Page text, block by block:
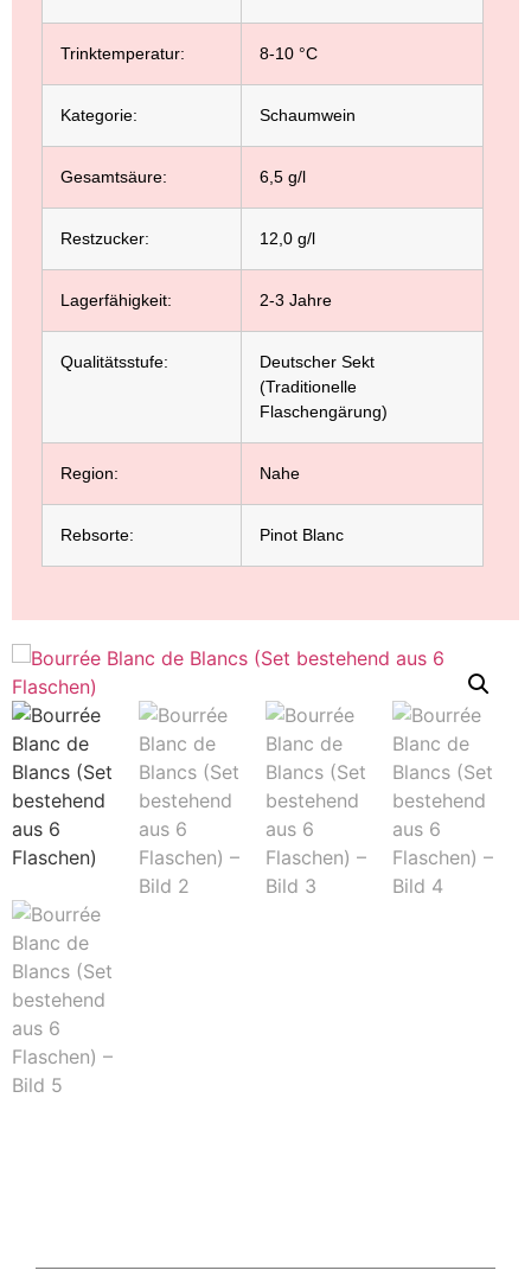
Trinktemperatur: 8-10 °C
Kategorie: Schaumwein
Gesamtsäure: 6,5 g/l
Restzucker: 12,0 g/l
Lagerfähigkeit: 2-3 Jahre
Qualitätsstufe:
Deutscher Sekt
(Traditionelle
Flaschengärung)
Region: Nahe
Rebsorte: Pinot Blanc